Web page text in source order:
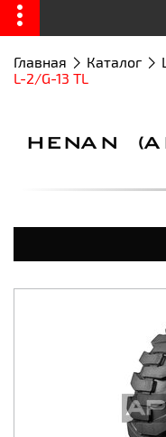
Главная Каталог
L-2/G-13 TL
HENAN